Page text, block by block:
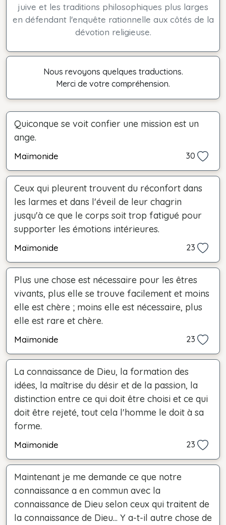
juive et les traditions philosophiques plus larges
en défendant l'enquête rationnelle aux côtés de la
dévotion religieuse.
Nous revoyons quelques traductions.
Merci de votre compréhension.
Quiconque se voit confier une mission est un
ange.
Maïmonide 30
Ceux qui pleurent trouvent du réconfort dans
les larmes et dans l'éveil de leur chagrin
jusqu'à ce que le corps soit trop fatigué pour
supporter les émotions intérieures.
Maïmonide 23
Plus une chose est nécessaire pour les êtres
vivants, plus elle se trouve facilement et moins
elle est chère ; moins elle est nécessaire, plus
elle est rare et chère.
Maïmonide 23
La connaissance de Dieu, la formation des
idées, la maîtrise du désir et de la passion, la
distinction entre ce qui doit être choisi et ce qui
doit être rejeté, tout cela l'homme le doit à sa
forme.
Maïmonide 23
Maintenant je me demande ce que notre
connaissance a en commun avec la
connaissance de Dieu selon ceux qui traitent de
la connaissance de Dieu... Y a-t-il autre chose de